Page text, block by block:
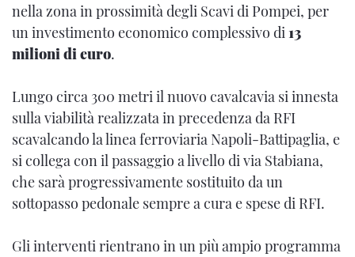
nella zona in prossimità degli Scavi di Pompei, per
un investimento economico complessivo di13
milioni di euro.
Lungo circa 300 metri il nuovo cavalcavia si innesta
sulla viabilità realizzata in precedenza da RFI
scavalcando la linea ferroviaria Napoli-Battipaglia, e
si collega con il passaggio a livello di via Stabiana,
che sarà progressivamente sostituito da un
sottopasso pedonale sempre a cura e spese di RFI.
Gli interventi rientrano in un più ampio programma